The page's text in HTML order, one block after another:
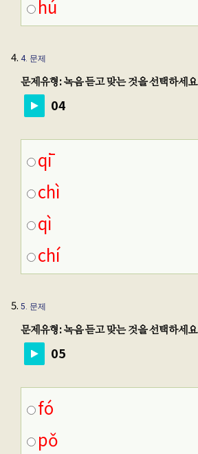
hú
4. 문제
문제유형: 녹음 듣고 맞는 것을 선택하세요
04
qī
chì
qì
chí
5. 문제
문제유형: 녹음 듣고 맞는 것을 선택하세요
05
fó
pǒ